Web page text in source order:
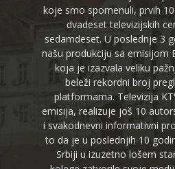
koje smo spomenuli, prvih
dvadeset televizijskih
sedamdeset. U poslednje 3
našu produkciju sa emisijom
koja je izazvala veliku
beleži rekordni broj
platformama. Televizija
emisija, realizuje još 10
i svakodnevni informativni
to da je u poslednjih 10
Srbiji u izuzetno lošem